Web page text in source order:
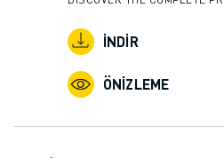
İNDIR
ÖNIZLEME